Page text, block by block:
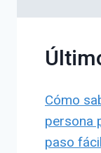
Cómo
persona
paso